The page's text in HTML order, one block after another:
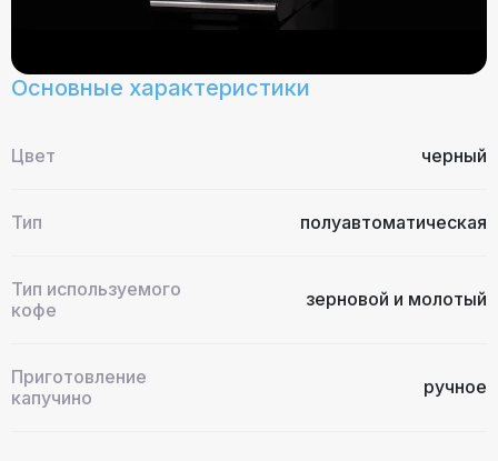
Основные характеристики
Цвет черный
Тип полуавтоматическая
Тип используемого
кофе
зерновой и молотый
Приготовление
капучино
ручное